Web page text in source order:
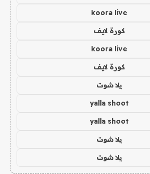
koora live
كورة لايف
koora live
كورة لايف
يلا شوت
yalla shoot
yalla shoot
يلا شوت
يلا شوت